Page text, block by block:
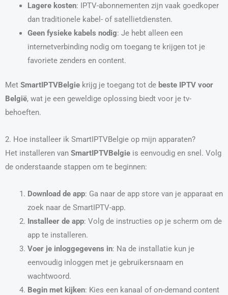
Lagere kosten: IPTV-abonnementen zijn vaak goedkoper
dan traditionele kabel- of satellietdiensten.
Geen fysieke kabels nodig: Je hebt alleen een
internetverbinding nodig om toegang te krijgen tot je
favoriete zenders en content.
Met SmartIPTVBelgie krijg je toegang tot de beste IPTV voor
België, wat je een geweldige oplossing biedt voor je tv-
behoeften.
2. Hoe installeer ik SmartIPTVBelgie op mijn apparaten?
Het installeren van SmartIPTVBelgie is eenvoudig en snel. Volg
de onderstaande stappen om te beginnen:
Download de app: Ga naar de app store van je apparaat en
zoek naar de SmartIPTV-app.
Installeer de app: Volg de instructies op je scherm om de
app te installeren.
Voer je inloggegevens in: Na de installatie kun je
eenvoudig inloggen met je gebruikersnaam en
wachtwoord.
Begin met kijken: Kies een kanaal of on-demand content